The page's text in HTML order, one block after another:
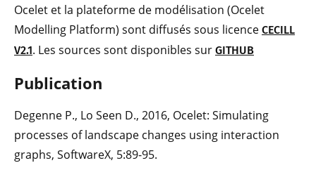
Ocelet et la plateforme de modélisation (Ocelet
Modelling Platform) sont diffusés sous licence CECILL
V2.1. Les sources sont disponibles sur GITHUB
Publication
Degenne P., Lo Seen D., 2016, Ocelet: Simulating
processes of landscape changes using interaction
graphs, SoftwareX, 5:89-95.